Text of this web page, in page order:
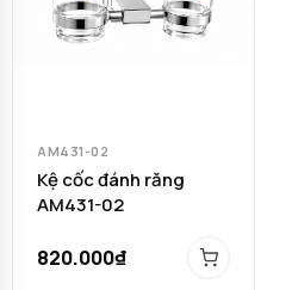
AM431-02
Kệ cốc đánh răng
AM431-02
820.000₫